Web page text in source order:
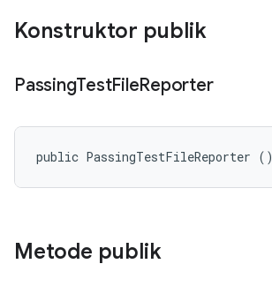
Konstruktor publik
PassingTestFileReporter
public PassingTestFileReporter ()
Metode publik